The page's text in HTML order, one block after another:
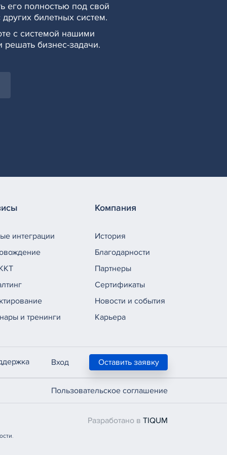
его полностью под свой
билетных систем.
с системой нашими
решать бизнес-задачи.
интеграции
и тренинги
Компания
История
Благодарности
Партнеры
Сертификаты
Новости и события
Карьера
Вход Оставить заявку
Пользовательское соглашение
.
Разработано в TIQUM